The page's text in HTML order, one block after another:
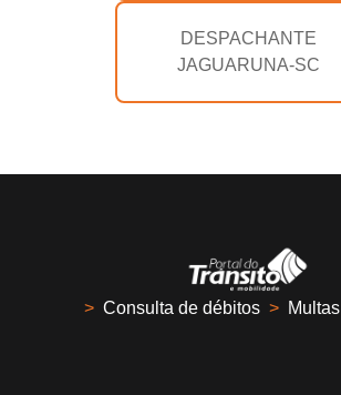
DESPACHANTE
JAGUARUNA-SC
> Consulta de débitos > Multas